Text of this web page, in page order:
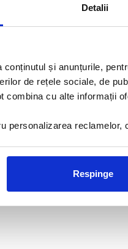
Detalii
și anunțurile,
de rețele sociale, de
combina cu alte informații
personalizarea reclamelor,
Respinge
se aflala 2,4 km de Le Mayeur